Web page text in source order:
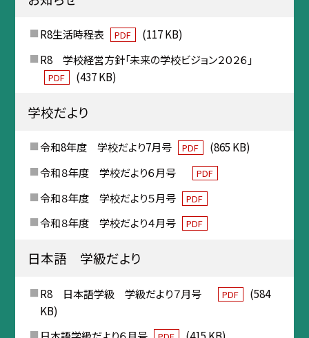
R8生活時程表 PDF
(117 KB)
R8 学校経営方針「未来の学校ビジョン２０２６」
PDF (437 KB)
学校だより
令和8年度 学校だより7月号 PDF
(865 KB)
令和８年度 学校だより６月号
PDF
令和８年度 学校だより５月号 PDF
令和８年度 学校だより４月号 PDF
日本語 学級だより
R8 日本語学級 学級だより７月号 PDF
(584
KB)